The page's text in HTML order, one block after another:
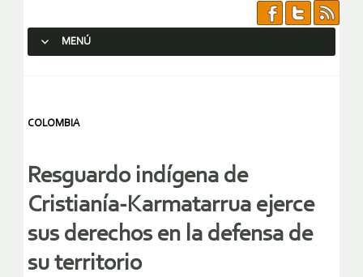
MENÚ
COLOMBIA
Resguardo indígena de
Cristianía-Karmatarrua ejerce
sus derechos en la defensa de
su territorio